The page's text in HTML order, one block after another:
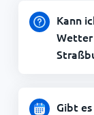
Kann
Wetter
Gibt